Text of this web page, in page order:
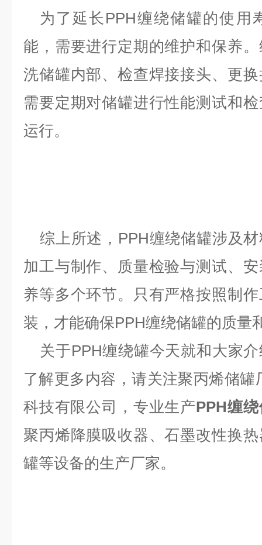
为了延长 PPH缠绕储罐的使用
能，需要进行定期的维护和保养
洗储罐内部、检查焊接接头、更
需要定期对储罐进行性能测试和
运行。
综上所述， PPH缠绕储罐涉及
加工与制作、质量检验与测试、
养等多个环节。只有严格按照制
装，才能确保PPH缠绕储罐的质量
关于PPH缠绕罐今天就和大家
了解更多内容，请关注聚丙烯储
科技有限公司，专业生产PPH缠
聚丙烯降膜吸收器、石墨改性换
罐等设备的生产厂家。